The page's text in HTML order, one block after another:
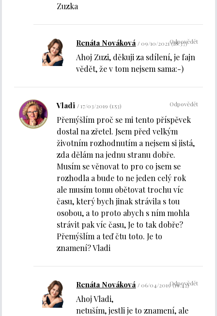
Zuzka
Renáta Nováková 09/10/2021 (18:37)
Ahoj Zuzi, děkuji za sdílení, je fajn
vědět, že v tom nejsem sama:-)
Odpovědět
Vladi 17/03/2019 (1:53)
Přemýšlím proč se mi tento příspěvek
dostal na zřetel. Jsem před velkým
životním rozhodnutím a nejsem si jistá,
zda dělám na jednu stranu dobře.
Musím se věnovat to pro co jsem se
rozhodla a bude to ne jeden celý rok
ale musím tomu obětovat trochu víc
času, který bych jinak strávila s tou
osobou, a to proto abych s ním mohla
strávit pak víc času, Je to tak dobře?
Přemýšlím a teď čtu toto. Je to
znamení? Vladi
Odpovědět
Renáta Nováková 06/04/2019 (19:42)
Ahoj Vladi,
netuším, jestli je to znamení, ale
Odpovědět